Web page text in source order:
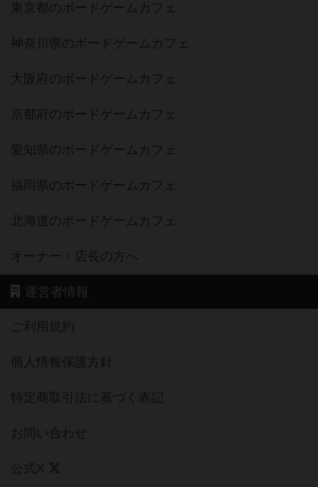
東京都のボードゲームカフェ
神奈川県のボードゲームカフェ
大阪府のボードゲームカフェ
京都府のボードゲームカフェ
愛知県のボードゲームカフェ
福岡県のボードゲームカフェ
北海道のボードゲームカフェ
オーナー・店長の方へ
運営者情報
ご利用規約
個人情報保護方針
特定商取引法に基づく表記
お問い合わせ
公式X